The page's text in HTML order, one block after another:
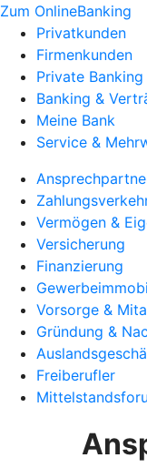
Zum OnlineBanking
Privatkunden
Firmenkunden
Private Banking
Banking &
Meine Bank
Service &
Vermögen &
Versicherung
Finanzierung
Vorsorge &
Gründung &
Freiberufler